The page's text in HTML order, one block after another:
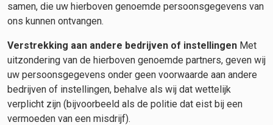
samen, die uw hierboven genoemde persoonsgegevens van
ons kunnen ontvangen.
Verstrekking aan andere bedrijven of instellingen Met
uitzondering van de hierboven genoemde partners, geven wij
uw persoonsgegevens onder geen voorwaarde aan andere
bedrijven of instellingen, behalve als wij dat wettelijk
verplicht zijn (bijvoorbeeld als de politie dat eist bij een
vermoeden van een misdrijf).